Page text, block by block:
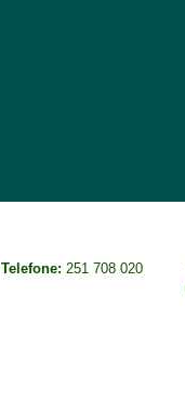
Telefone: 251 708 020